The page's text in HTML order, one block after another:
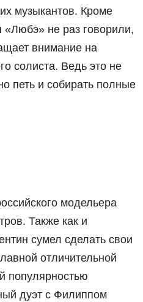
музыкантов. Кроме
«Любэ» не раз говорили,
внимание на
солиста. Ведь это не
петь и собирать полные
модельера
Также как и
сумел сделать свои
отличительной
популярностью
дуэт с Филиппом